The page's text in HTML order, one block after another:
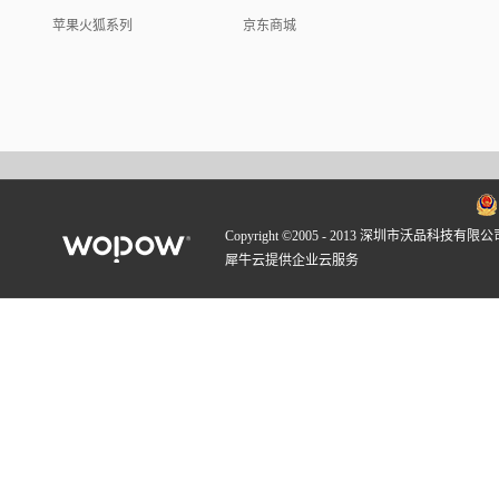
苹果火狐系列 京东商城
Copyright ©2005 - 2013 深圳市沃品科技有限公
犀牛云提供企业云服务